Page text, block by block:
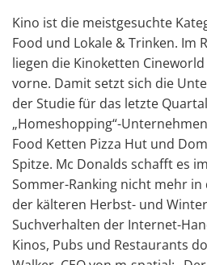
Kino ist die meistgesuchte
Food und Lokale & Trinken. Im
liegen die Kinoketten
vorne. Damit setzt sich die
der Studie für das letzte
„Homeshopping“-
Food Ketten Pizza Hut und
Spitze. Mc Donalds schafft es
Sommer-Ranking nicht mehr in
der kälteren Herbst- und
Suchverhalten der Internet-
Kinos, Pubs und Restaurants